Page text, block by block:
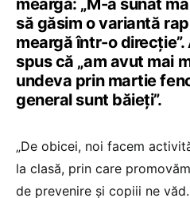
să găsim o variantă
meargă într-o
spus că „am avut mai
undeva prin martie
general sunt băieți”.
„De obicei, noi facem
la clasă, prin care
de prevenire și copiii ne